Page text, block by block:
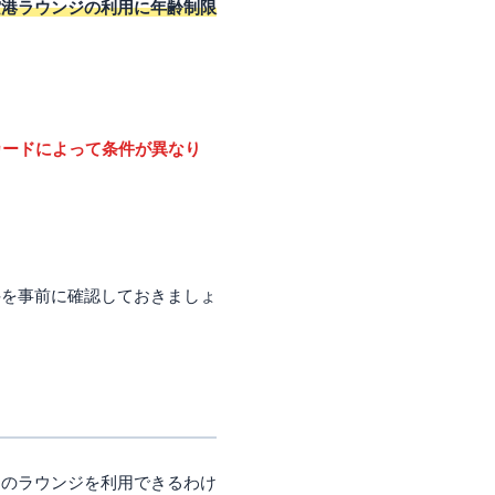
ラウンジの利用に年齢制限
ドによって条件が異なり
事前に確認しておきましょ
ラウンジを利用できるわけ